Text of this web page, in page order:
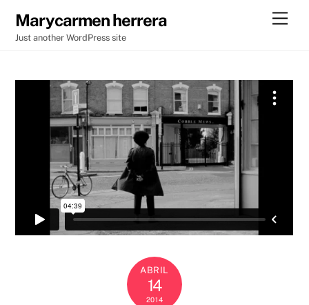
content
Marycarmen herrera
Just another WordPress site
ABRIL
14
2014